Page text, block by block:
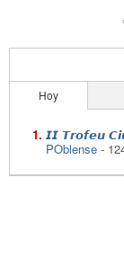
Hoy
𝙄𝙄 𝙏𝙧𝙤𝙛𝙚𝙪
POblense -